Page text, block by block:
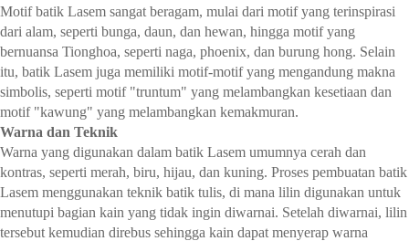
Motif batik Lasem sangat beragam, mulai dari motif yang terinspirasi
dari alam, seperti bunga, daun, dan hewan, hingga motif yang
bernuansa Tionghoa, seperti naga, phoenix, dan burung hong. Selain
itu, batik Lasem juga memiliki motif-motif yang mengandung makna
simbolis, seperti motif "truntum" yang melambangkan kesetiaan dan
motif "kawung" yang melambangkan kemakmuran.
Warna dan Teknik
Warna yang digunakan dalam batik Lasem umumnya cerah dan
kontras, seperti merah, biru, hijau, dan kuning. Proses pembuatan batik
Lasem menggunakan teknik batik tulis, di mana lilin digunakan untuk
menutupi bagian kain yang tidak ingin diwarnai. Setelah diwarnai, lilin
tersebut kemudian direbus sehingga kain dapat menyerap warna